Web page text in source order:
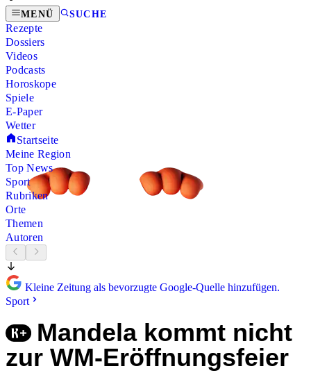
MENÜ SUCHE
Rezepte
Dossiers
Videos
Podcasts
Horoskope
Spiele
E-Paper
Wetter
Startseite
Meine Region
Top News
Sport
Rubriken
Orte
Themen
Autoren
Kleine Zeitung als bevorzugte Google-Quelle hinzufügen.
Sport
Mandela kommt nicht
zur WM-Eröffnungsfeier